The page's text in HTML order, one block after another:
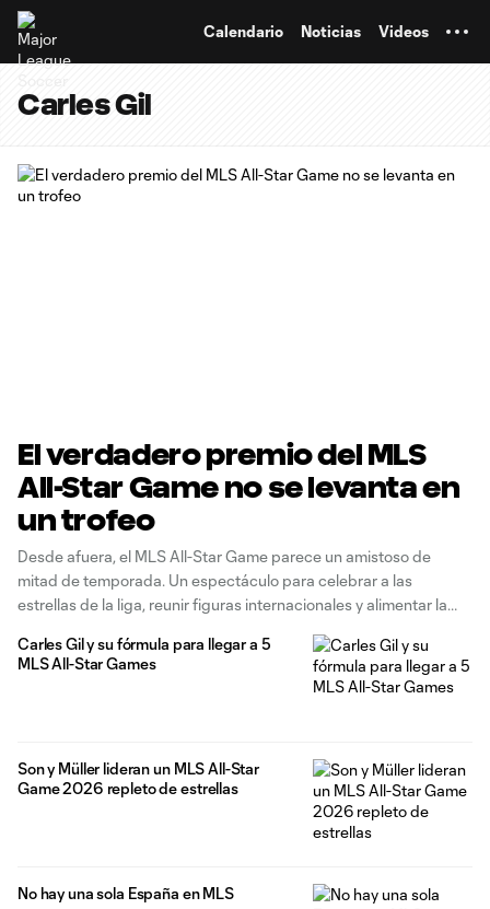
Calendario Noticias Videos
Carles Gil
El verdadero premio del MLS
All-Star Game no se levanta en
un trofeo
Desde afuera, el MLS All-Star Game parece un amistoso de
mitad de temporada. Un espectáculo para celebrar a las
estrellas de la liga, reunir figuras internacionales y alimentar la
descubren algo muy distinto apenas cruzan la puerta del
Carles Gil y su fórmula para llegar a 5
MLS All-Star Games
Son y Müller lideran un MLS All-Star
Game 2026 repleto de estrellas
No hay una sola España en MLS